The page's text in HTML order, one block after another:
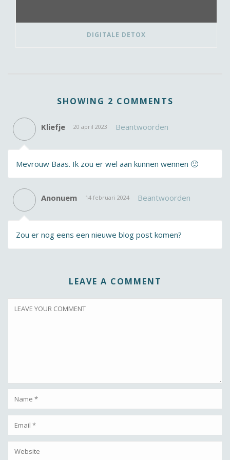
DIGITALE DETOX
SHOWING 2 COMMENTS
Kliefje 20 april 2023 Beantwoorden
Mevrouw Baas. Ik zou er wel aan kunnen wennen 🙂
Anonuem 14 februari 2024 Beantwoorden
Zou er nog eens een nieuwe blog post komen?
LEAVE A COMMENT